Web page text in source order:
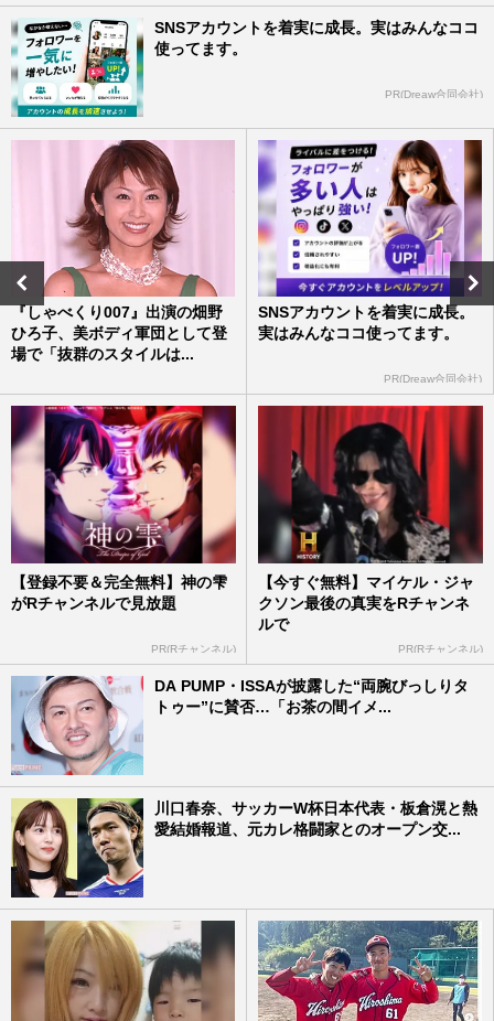
SNSアカウントを着実に成長。実はみんなココ
使ってます。
PR(Dreaw合同会社)
『しゃべくり007』出演の畑野
ひろ子、美ボディ軍団として登
場で「抜群のスタイルは...
SNSアカウントを着実に成長。
実はみんなココ使ってます。
PR(Dreaw合同会社)
【登録不要＆完全無料】神の雫
がRチャンネルで見放題
PR(Rチャンネル)
【今すぐ無料】マイケル・ジャ
クソン最後の真実をRチャンネ
ルで
PR(Rチャンネル)
DA PUMP・ISSAが披露した“両腕びっしりタ
トゥー”に賛否…「お茶の間イメ...
川口春奈、サッカーW杯日本代表・板倉滉と熱
愛結婚報道、元カレ格闘家とのオープン交...